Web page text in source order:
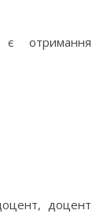
є отримання
доцент